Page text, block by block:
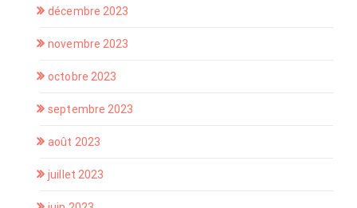
décembre 2023
novembre 2023
octobre 2023
septembre 2023
août 2023
juillet 2023